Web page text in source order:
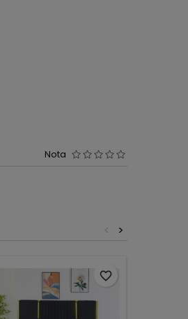
Nota
>
<
favorite_border